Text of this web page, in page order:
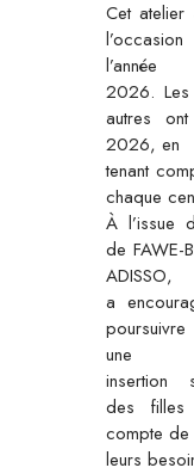
Cet atelier
l’année
2026.
autres
2026, en
tenant
chaque
À l’issue
de FAWE-
ADISSO,
a
une
insertion
des
compte de
leurs